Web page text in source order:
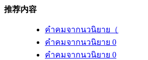
推荐内容
คำคมจากนวนิยาย（
คำคมจากนวนิยาย 0
คำคมจากนวนิยาย 0